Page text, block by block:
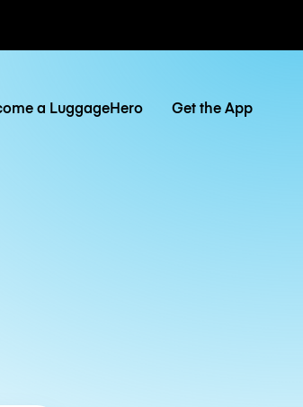
a LuggageHero Get the App